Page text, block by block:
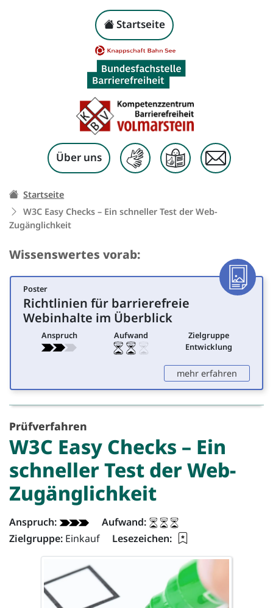
Zum Inhalt springen
Easy Checks
Kopf-Navigation
Startseite
Über uns
Ihr Weg zu dieser Seite:
Startseite
W3C Easy Checks – Ein schneller Test der Web-
Zugänglichkeit
Wissenswertes vorab:
Poster
für Entwicklung
Richtlinien für barrierefreie
Webinhalte im Überblick
Poster
Anspruch Aufwand
Zielgruppe
Entwicklung
mehr erfahren
Prüfverfahren
W3C Easy Checks – Ein
schneller Test der Web-
Zugänglichkeit
Dokument - Info:
Anspruch:
Aufwand:
Zielgruppe: Einkauf Lesezeichen: